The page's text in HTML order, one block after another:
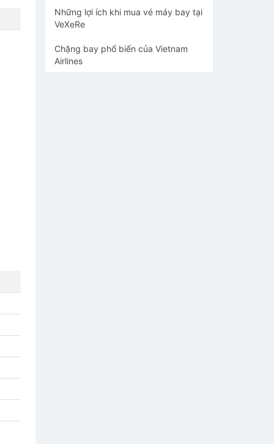
Những lợi ích khi mua vé máy bay tại
VeXeRe
Chặng bay phổ biến của Vietnam
Airlines